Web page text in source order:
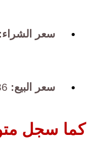
سعر الشراء:
سعر البيع:
كما سجل